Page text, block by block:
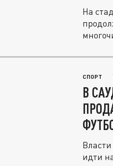
На
СПОРТ
В
Власти
идти